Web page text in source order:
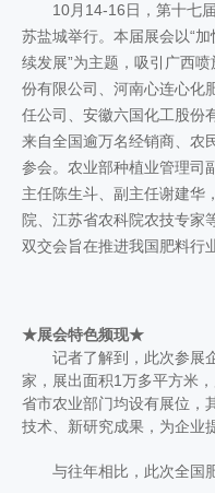
10月14-16日，第十七届
苏盐城举行。本届展会以“
续发展”为主题，吸引广西
份有限公司、河南心连心化
任公司、安徽六国化工股份
来自全国逾万名经销商、农
参会。农业部种植业管理司
主任陈生斗、副主任谢建华
院、江苏省农科院农技专家
双交会旨在推进我国肥料行
★展会特色频现★
记者了解到，此次参展企
家，展出面积1万多平方米
省市农业部门均设有展位，
技术、新研究成果，为企业
与往年相比，此次全国肥